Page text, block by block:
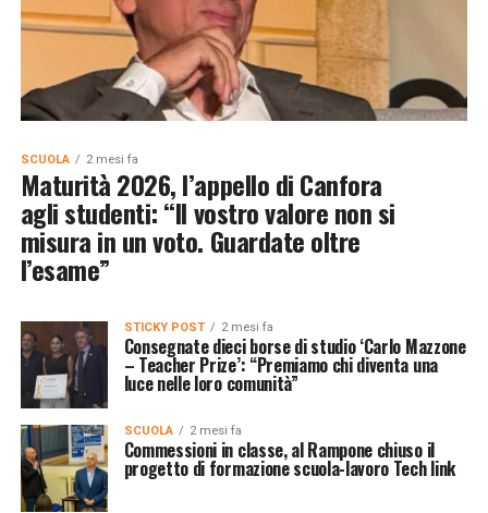
SCUOLA 2 mesi fa
Maturità 2026, l’appello di Canfora
agli studenti: “Il vostro valore non si
misura in un voto. Guardate oltre
l’esame”
STICKY POST 2 mesi fa
Consegnate dieci borse di studio ‘Carlo Mazzone
– Teacher Prize’: “Premiamo chi diventa una
luce nelle loro comunità”
SCUOLA 2 mesi fa
Commessioni in classe, al Rampone chiuso il
progetto di formazione scuola-lavoro Tech link